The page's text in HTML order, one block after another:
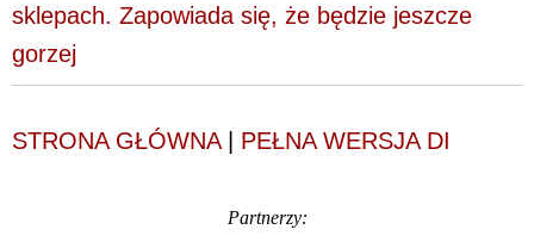
sklepach. Zapowiada się, że będzie jeszcze
gorzej
STRONA GŁÓWNA| PEŁNA WERSJA DI
Partnerzy: